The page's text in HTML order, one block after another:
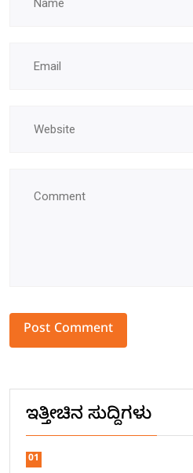
ಇತ್ತೀಚಿನ ಸುದ್ದಿಗಳು
01